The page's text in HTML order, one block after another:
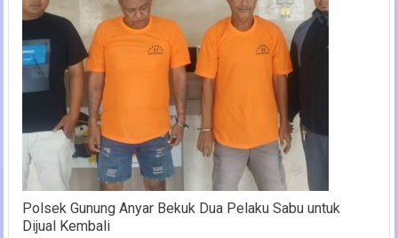
Polsek Gunung Anyar Bekuk Dua Pelaku Sabu untuk
Dijual Kembali